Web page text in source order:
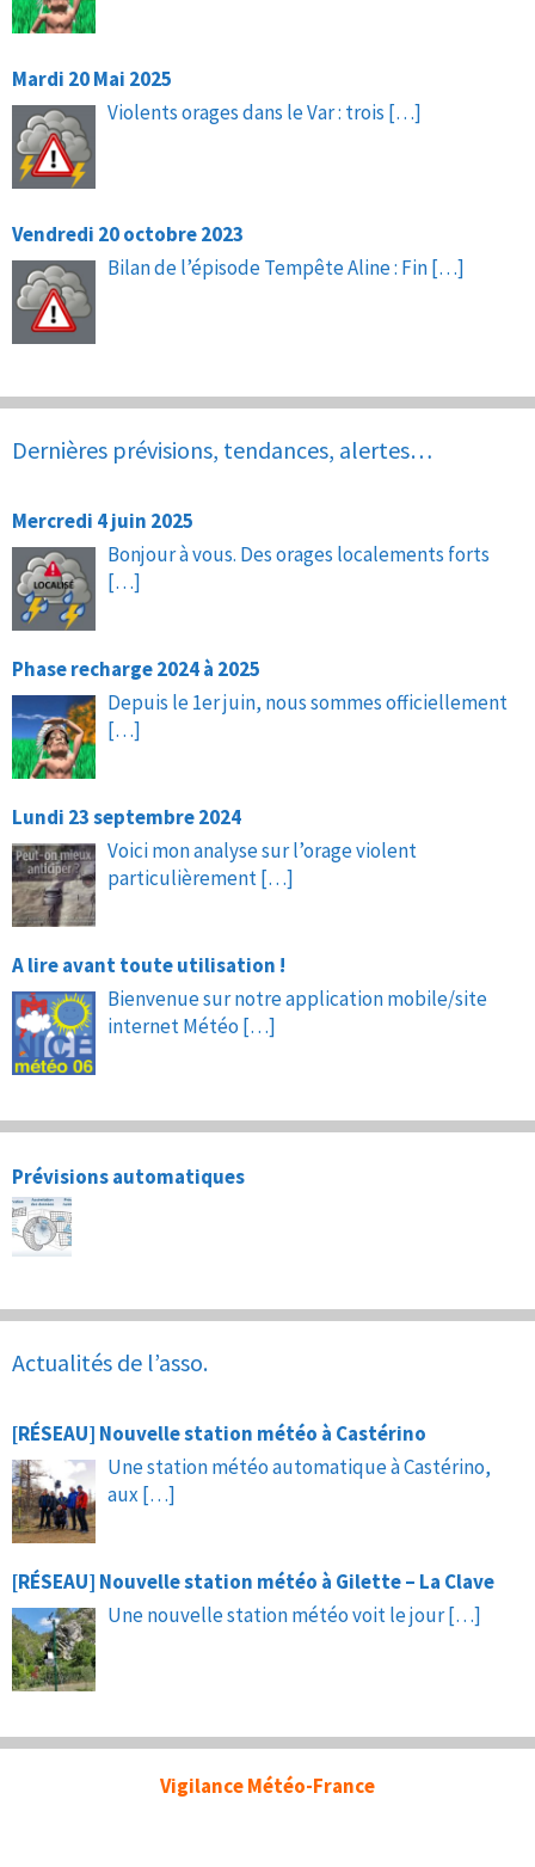
Mardi 20 Mai 2025
Violents orages dans le Var : trois […]
Vendredi 20 octobre 2023
Bilan de l’épisode Tempête Aline : Fin[…]
Dernières prévisions, tendances, alertes…
Mercredi 4 juin 2025
Bonjour à vous. Des orages localements forts
[…]
Phase recharge 2024 à 2025
Depuis le 1er juin, nous sommes officiellement
[…]
Lundi 23 septembre 2024
Voici mon analyse sur l’orage violent
particulièrement[…]
A lire avant toute utilisation !
Bienvenue sur notre application mobile/site
internet Météo […]
Prévisions automatiques
Actualités de l’asso.
[RÉSEAU] Nouvelle station météo à Castérino
Une station météo automatique à Castérino,
aux […]
[RÉSEAU] Nouvelle station météo à Gilette – La Clave
Une nouvelle station météo voit le jour[…]
Vigilance Météo-France